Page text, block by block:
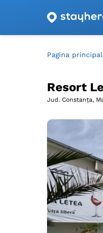
Pagina
Resort
Jud. Constanța,